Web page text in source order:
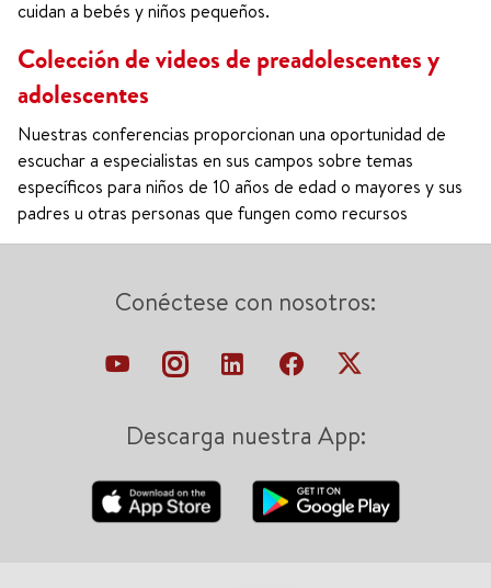
cuidan a bebés y niños pequeños.
Colección de videos de preadolescentes y
adolescentes
Nuestras conferencias proporcionan una oportunidad de
escuchar a especialistas en sus campos sobre temas
específicos para niños de 10 años de edad o mayores y sus
padres u otras personas que fungen como recursos
Conéctese con nosotros:
Descarga nuestra App: